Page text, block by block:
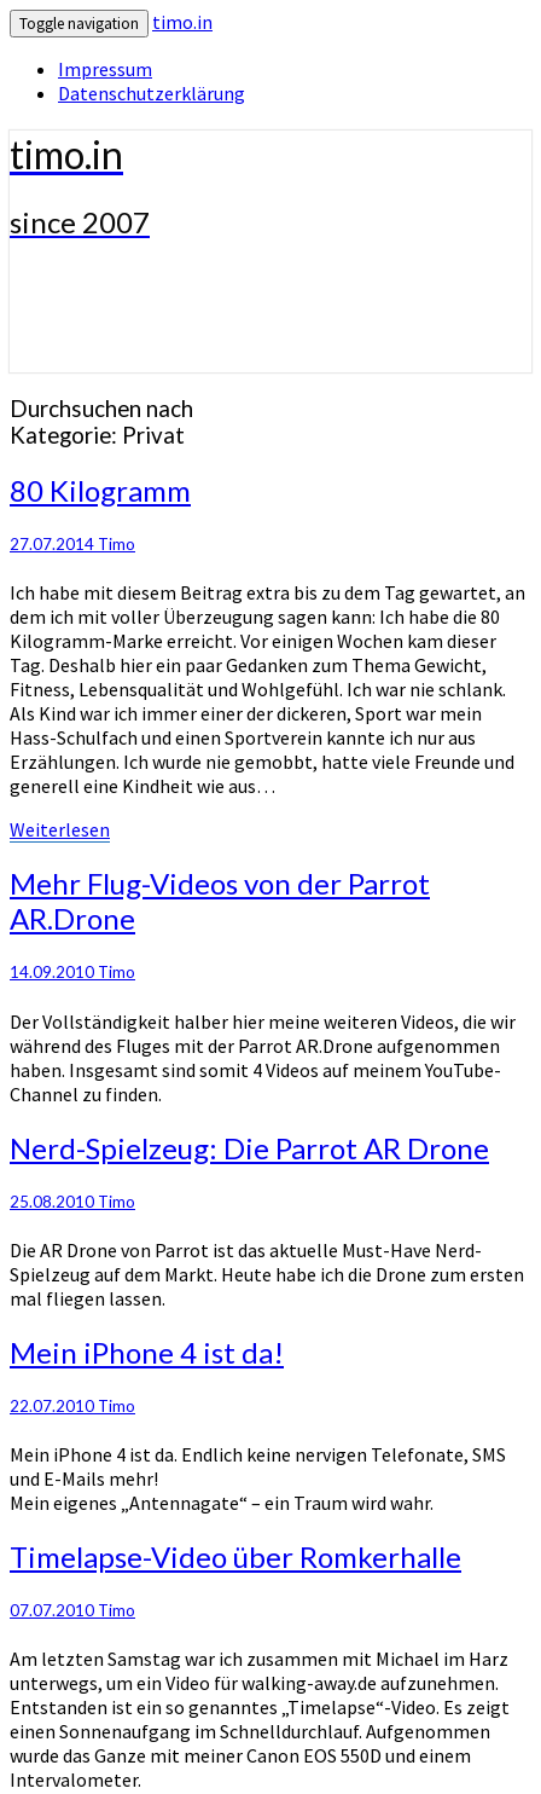
Toggle navigation
timo.in
Impressum
Datenschutzerklärung
timo.in
since 2007
Durchsuchen nach
Kategorie: Privat
80
Kilogramm
80 Kilogramm
27.07.2014 Timo
Ich habe mit diesem Beitrag extra bis zu dem Tag gewartet, an
dem ich mit voller Überzeugung sagen kann: Ich habe die 80
Kilogramm-Marke erreicht. Vor einigen Wochen kam dieser
Tag. Deshalb hier ein paar Gedanken zum Thema Gewicht,
Fitness, Lebensqualität und Wohlgefühl. Ich war nie schlank.
Als Kind war ich immer einer der dickeren, Sport war mein
Hass-Schulfach und einen Sportverein kannte ich nur aus
Erzählungen. Ich wurde nie gemobbt, hatte viele Freunde und
generell eine Kindheit wie aus…
Weiterlesen
Mehr
Flug-
Videos
der
AR.Drone
Mehr Flug-Videos von der Parrot
AR.Drone
14.09.2010 Timo
Der Vollständigkeit halber hier meine weiteren Videos, die wir
während des Fluges mit der Parrot AR.Drone aufgenommen
haben. Insgesamt sind somit 4 Videos auf meinem YouTube-
Channel zu finden.
Nerd-
Spielzeug:
Parrot
Drone
Nerd-Spielzeug: Die Parrot AR Drone
25.08.2010 Timo
Die AR Drone von Parrot ist das aktuelle Must-Have Nerd-
Spielzeug auf dem Markt. Heute habe ich die Drone zum ersten
mal fliegen lassen.
Mein
iPhone
ist
Mein iPhone 4 ist da!
22.07.2010 Timo
Mein iPhone 4 ist da. Endlich keine nervigen Telefonate, SMS
und E-Mails mehr!
Mein eigenes „Antennagate“ – ein Traum wird wahr.
Timelapse-
Video
über
Romkerhalle
Timelapse-Video über Romkerhalle
07.07.2010 Timo
Am letzten Samstag war ich zusammen mit Michael im Harz
unterwegs, um ein Video für walking-away.de aufzunehmen.
Entstanden ist ein so genanntes „Timelapse“-Video. Es zeigt
einen Sonnenaufgang im Schnelldurchlauf. Aufgenommen
wurde das Ganze mit meiner Canon EOS 550D und einem
Intervalometer.